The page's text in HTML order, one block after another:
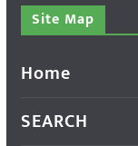
Site Map
Home
SEARCH